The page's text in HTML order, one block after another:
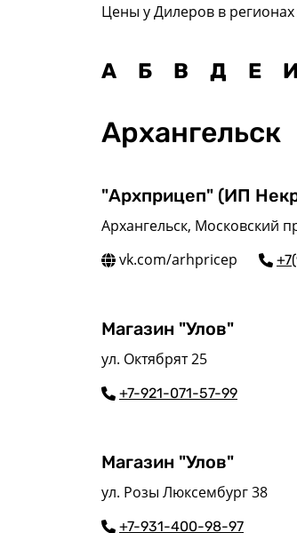
Цены у Дилеров в
А Б В Д Е И
Архангельск
"Архприцеп" (ИП
Архангельск, Московский
vk.com/arhpricep
Магазин "Улов"
ул. Октябрят 25
+7-921-071-57-99
Магазин "Улов"
ул. Розы Люксембург 38
+7-931-400-98-97